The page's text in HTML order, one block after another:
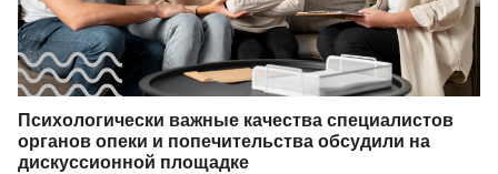
Психологически важные качества специалистов
органов опеки и попечительства обсудили на
дискуссионной площадке